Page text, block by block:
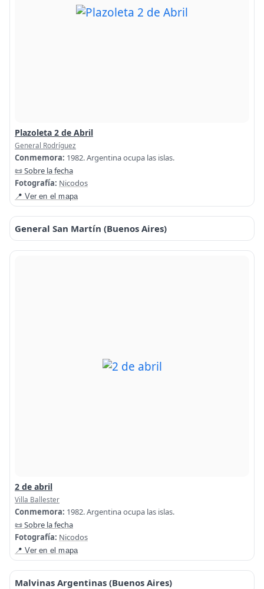
Plazoleta 2 de Abril
General Rodríguez
Conmemora: 1982. Argentina ocupa las islas.
📜 Sobre la fecha
Fotografía: Nicodos
📍 Ver en el mapa
General San Martín (Buenos Aires)
2 de abril
Villa Ballester
Conmemora: 1982. Argentina ocupa las islas.
📜 Sobre la fecha
Fotografía: Nicodos
📍 Ver en el mapa
Malvinas Argentinas (Buenos Aires)